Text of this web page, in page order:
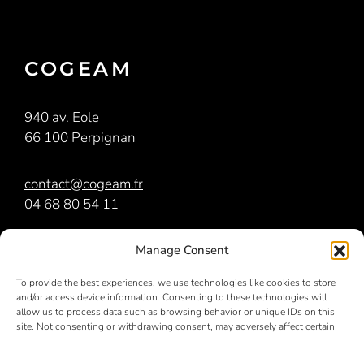
Manage Consent
To provide the best experiences, we use technologies like cookies to store
and/or access device information. Consenting to these technologies will
allow us to process data such as browsing behavior or unique IDs on this
site. Not consenting or withdrawing consent, may adversely affect certain
COGEAM
940 av. Eole
66 100 Perpignan
contact@cogeam.fr
04 68 80 54 11
est membre dugroupe Orri